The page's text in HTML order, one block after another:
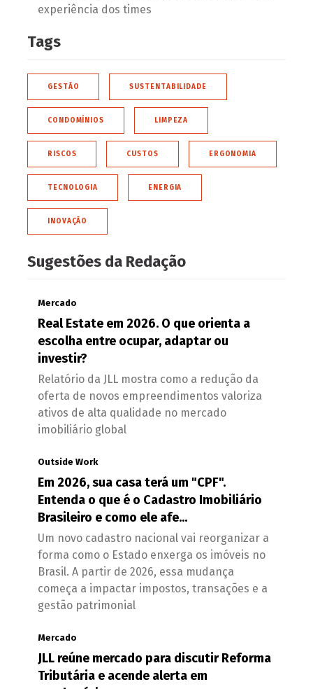
experiência dos times
Tags
GESTÃO SUSTENTABILIDADE
CONDOMÍNIOS LIMPEZA
RISCOS CUSTOS ERGONOMIA
TECNOLOGIA ENERGIA
INOVAÇÃO
Sugestões da Redação
Mercado
Real Estate em 2026. O que orienta a
escolha entre ocupar, adaptar ou
investir?
Relatório da JLL mostra como a redução da
oferta de novos empreendimentos valoriza
ativos de alta qualidade no mercado
imobiliário global
Outside Work
Em 2026, sua casa terá um "CPF".
Entenda o que é o Cadastro Imobiliário
Brasileiro e como ele afe...
Um novo cadastro nacional vai reorganizar a
forma como o Estado enxerga os imóveis no
Brasil. A partir de 2026, essa mudança
começa a impactar impostos, transações e a
gestão patrimonial
Mercado
JLL reúne mercado para discutir Reforma
Tributária e acende alerta em